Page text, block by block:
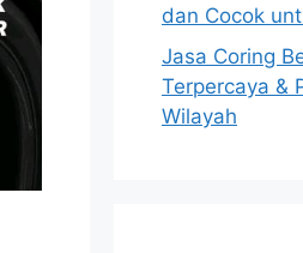
dan Cocok
Jasa Coring
Terpercaya &
Wilayah